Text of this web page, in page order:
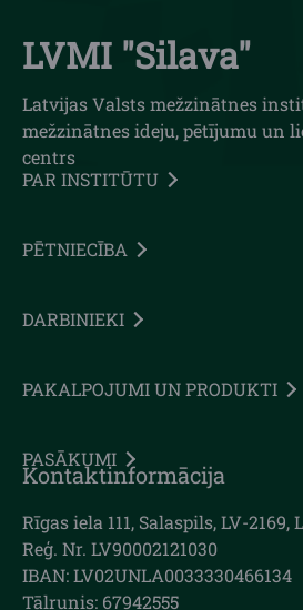
LVMI "Silava"
Latvijas Valsts mežzinātnes
mežzinātnes ideju, pētījumu un
centrs
PAR INSTITŪTU
PĒTNIECĪBA
DARBINIEKI
PAKALPOJUMI UN PRODUKTI
PASĀKUMI
Kontaktinformācija
Rīgas iela 111, Salaspils, LV-2169,
Reģ. Nr. LV90002121030
IBAN: LV02UNLA0033330466134
Tālrunis: 67942555